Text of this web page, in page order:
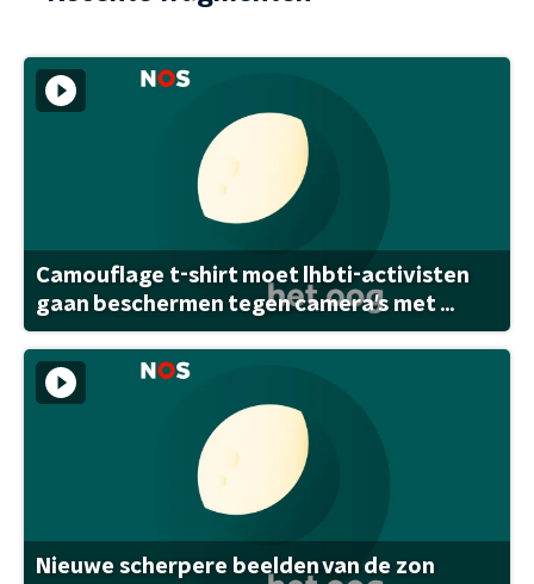
Camouflage t-shirt moet lhbti-activisten
gaan beschermen tegen camera's met ...
Nieuwe scherpere beelden van de zon